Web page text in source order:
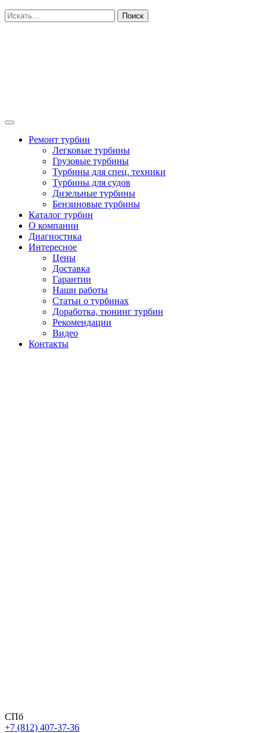
Поиск
Ремонт турбин
Легковые турбины
Грузовые турбины
Турбины для спец. техники
Турбины для судов
Дизельные турбины
Бензиновые турбины
Каталог турбин
О компании
Диагностика
Интересное
Цены
Доставка
Гарантии
Наши работы
Статьи о турбинах
Доработка, тюнинг турбин
Рекомендации
Видео
Контакты
СПб
+7 (812) 407-37-36